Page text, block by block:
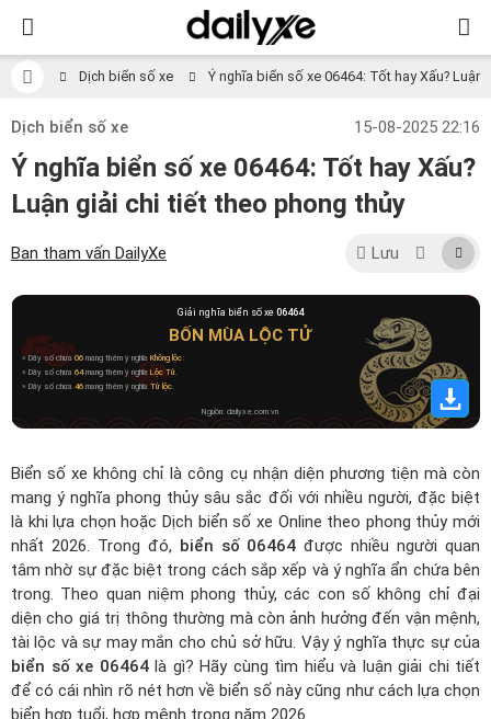
Dịch biển số xe Ý nghĩa biển số xe 06464: Tốt hay Xấu?
Dịch biển số xe 15-08-2025 22:16
Ý nghĩa biển số xe 06464: Tốt hay Xấu?
Luận giải chi tiết theo phong thủy
Ban tham vấn DailyXe Lưu
Giải nghĩa biển số xe 06464
BỐN MÙA LỘC TỬ
» Dãy số chứa06 mang thêm ý nghĩa Không lộc.
» Dãy số chứa 64mang thêm ý nghĩaLộc Tử.
» Dãy số chứa 46 mang thêm ý nghĩaTử lộc.
Nguồn: dailyxe.com.vn
Biển số xe không chỉ là công cụ nhận diện phương tiện mà còn
mang ý nghĩa phong thủy sâu sắc đối với nhiều người, đặc biệt
là khi lựa chọn hoặcDịch biển số xe Online theo phong thủy mới
nhất 2026. Trong đó, biển số 06464 được nhiều người quan
tâm nhờ sự đặc biệt trong cách sắp xếp và ý nghĩa ẩn chứa bên
trong. Theo quan niệm phong thủy, các con số không chỉ đại
diện cho giá trị thông thường mà còn ảnh hưởng đến vận mệnh,
tài lộc và sự may mắn cho chủ sở hữu. Vậy ý nghĩa thực sự của
biển số xe 06464là gì? Hãy cùng tìm hiểu và luận giải chi tiết
để có cái nhìn rõ nét hơn về biển số này cũng như cách lựa chọn
biển hợp tuổi, hợp mệnh trong năm 2026